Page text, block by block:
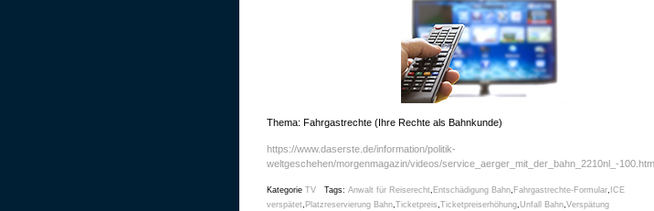
Thema: Fahrgastrechte (Ihre Rechte als Bahnkunde)
https://www.daserste.de/information/politik-
weltgeschehen/morgenmagazin/videos/service_aerger_mit_der_bahn_2210nl_-100.html
Kategorie TV Tags: Anwalt für Reiserecht, Entschädigung Bahn, Fahrgastrechte-Formular, ICE
verspätet, Platzreservierung Bahn,Ticketpreis,Ticketpreiserhöhung,Unfall Bahn,Verspätung